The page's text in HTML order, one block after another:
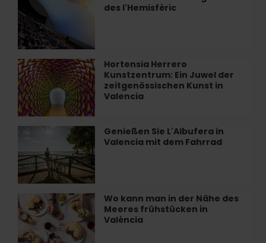
des l'Hemisfèric
Sie
das
Programm
des
l'Hemisfèric
Hortensia Herrero
Kunstzentrum: Ein Juwel der
zeitgenössischen Kunst in
Valencia
Hortensia
Herrero
Kunstzentrum:
Ein
Juwel
der
zeitgenössischen
Kunst
in
Valencia
Genießen Sie L'Albufera in
Valencia mit dem Fahrrad
L'Albufera
in
Valencia
mit
dem
Fahrrad
Wo kann man in der Nähe des
Meeres frühstücken in
València
Wo
kann
man
in